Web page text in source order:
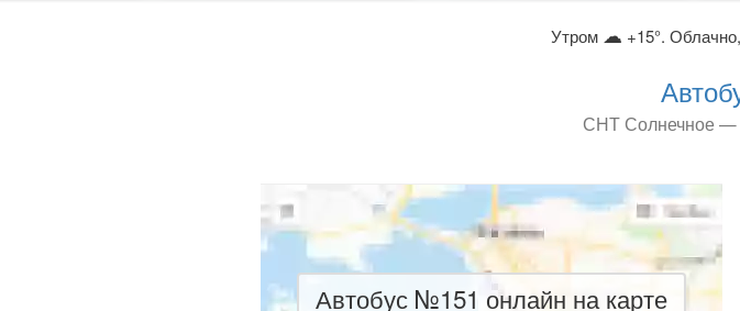
Утром ☁ +15°.
СНТ Солнечное —
Автобус №151 онлайн на карте